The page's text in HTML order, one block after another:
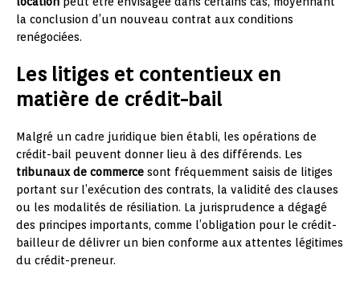
la conclusion d’un nouveau contrat aux conditions
renégociées.
Les litiges et contentieux en
matière de crédit-bail
Malgré un cadre juridique bien établi, les opérations de
crédit-bail peuvent donner lieu à des différends. Les
tribunaux de commerce sont fréquemment saisis de litiges
portant sur l’exécution des contrats, la validité des clauses
ou les modalités de résiliation. La jurisprudence a dégagé
des principes importants, comme l’obligation pour le crédit-
bailleur de délivrer un bien conforme aux attentes légitimes
du crédit-preneur.